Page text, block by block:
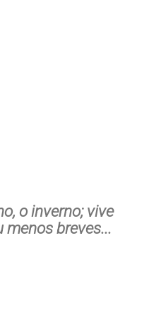
o inverno; vive
breves...